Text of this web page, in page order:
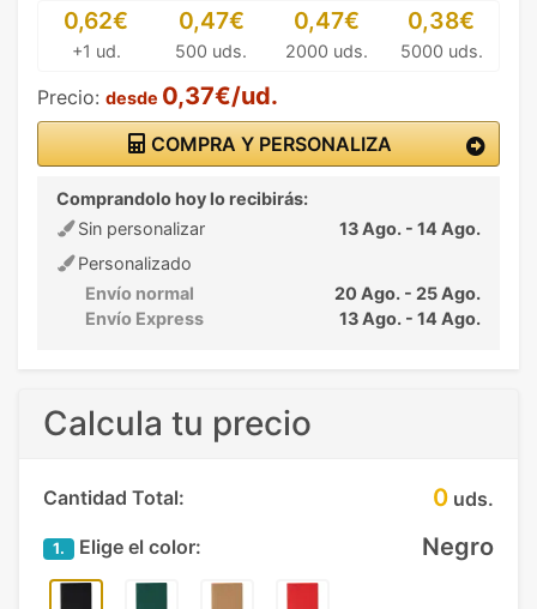
0,62€
+1 ud.
0,47€
500 uds.
0,47€
2000 uds.
0,38€
5000 uds.
Precio: desde 0,37€/ud.
COMPRA Y PERSONALIZA
Comprandolo hoy lo recibirás:
Sin personalizar
13 Ago. - 14 Ago.
Personalizado
Envío normal
20 Ago. - 25 Ago.
Envío Express
13 Ago. - 14 Ago.
Calcula tu precio
Cantidad Total: 0 uds.
1. Elige el color: Negro